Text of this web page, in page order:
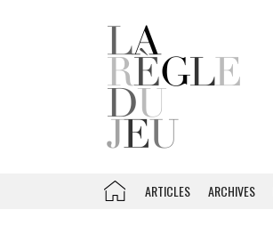
ARTICLES ARCHIVES